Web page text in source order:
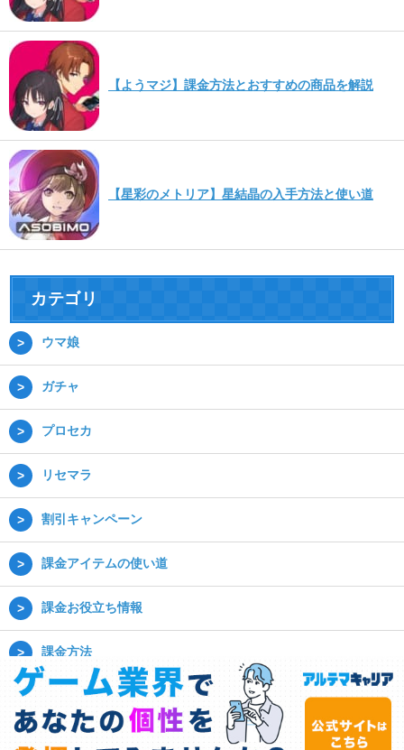
【ようマジ】課金方法とおすすめの商品を解説
【星彩のメトリア】星結晶の入手方法と使い道
カテゴリ
ウマ娘
ガチャ
プロセカ
リセマラ
割引キャンペーン
課金アイテムの使い道
課金お役立ち情報
課金方法